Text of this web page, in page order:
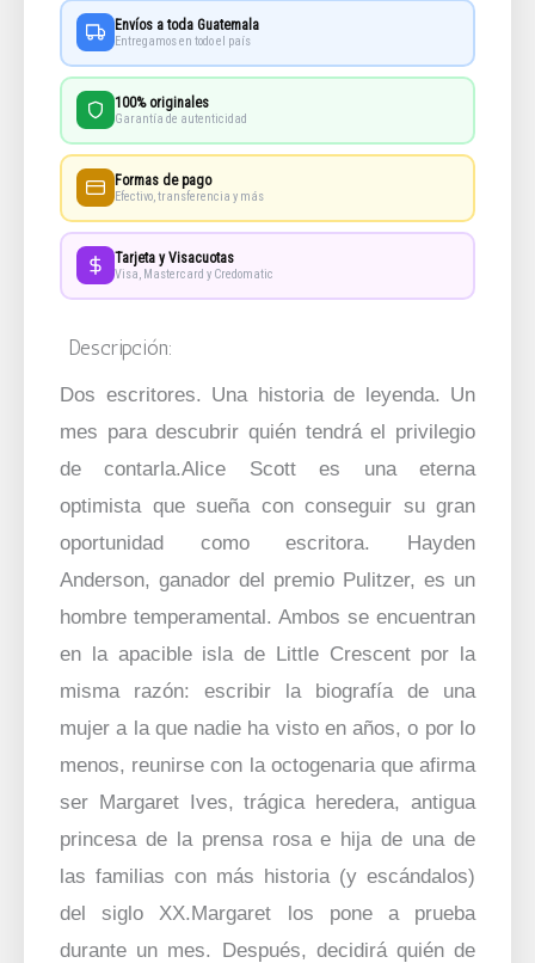
Envíos a toda Guatemala
Entregamos en todo el país
100% originales
Garantía de autenticidad
Formas de pago
Efectivo, transferencia y más
Tarjeta y Visacuotas
Visa, Mastercard y Credomatic
Descripción:
Dos escritores. Una historia de leyenda. Un
mes para descubrir quién tendrá el privilegio
de contarla.Alice Scott es una eterna
optimista que sueña con conseguir su gran
oportunidad como escritora. Hayden
Anderson, ganador del premio Pulitzer, es un
hombre temperamental. Ambos se encuentran
en la apacible isla de Little Crescent por la
misma razón: escribir la biografía de una
mujer a la que nadie ha visto en años, o por lo
menos, reunirse con la octogenaria que afirma
ser Margaret Ives, trágica heredera, antigua
princesa de la prensa rosa e hija de una de
las familias con más historia (y escándalos)
del siglo XX.Margaret los pone a prueba
durante un mes. Después, decidirá quién de